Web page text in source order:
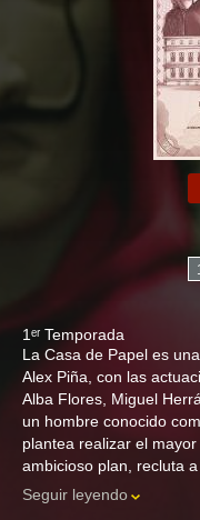
1ᵉʳ Temporada
La Casa de Papel es
Alex Piña, con las
Alba Flores, Miguel
un hombre conocido
plantea realizar el
ambicioso plan, recluta a
Seguir leyendo